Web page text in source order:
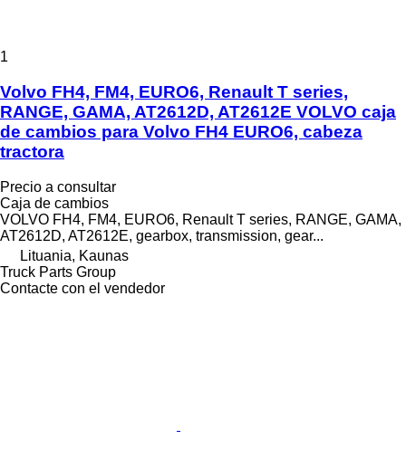
1
Volvo FH4, FM4, EURO6, Renault T series,
RANGE, GAMA, AT2612D, AT2612E VOLVO caja
de cambios para Volvo FH4 EURO6, cabeza
tractora
Precio a consultar
Caja de cambios
VOLVO FH4, FM4, EURO6, Renault T series, RANGE, GAMA,
AT2612D, AT2612E, gearbox, transmission, gear...
Lituania, Kaunas
Truck Parts Group
Contacte con el vendedor